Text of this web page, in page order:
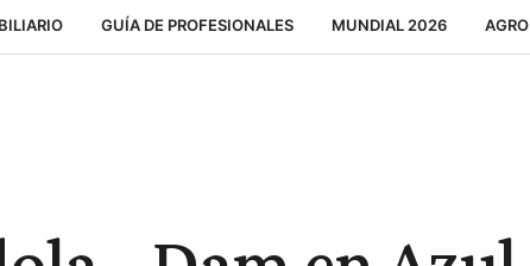
GUÍA DE PROFESIONALES MUNDIAL 2026 AGRO